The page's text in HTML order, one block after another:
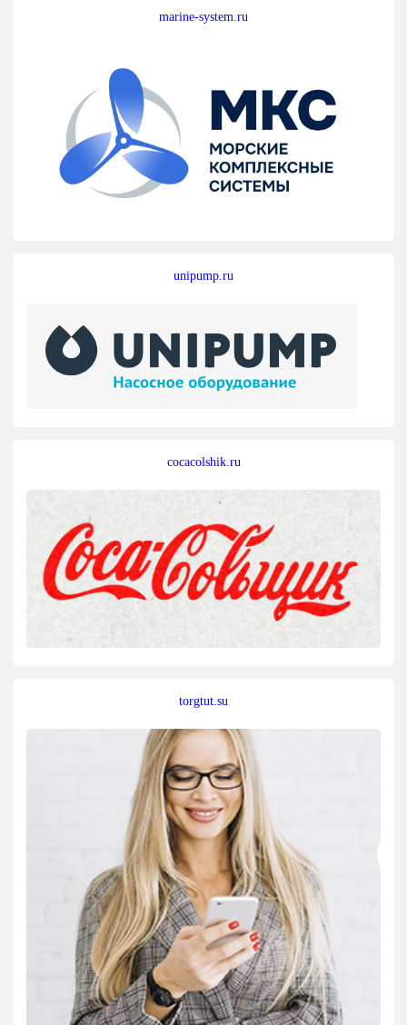
marine-system.ru
unipump.ru
cocacolshik.ru
torgtut.su